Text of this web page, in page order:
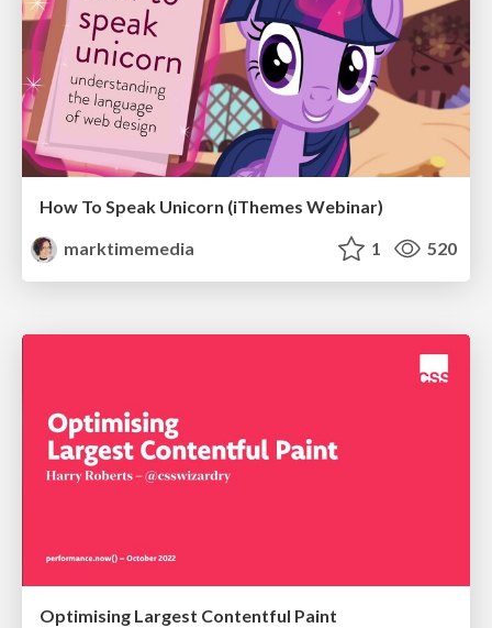
How To Speak Unicorn (iThemes Webinar)
marktimemedia
1 520
Optimising Largest Contentful Paint